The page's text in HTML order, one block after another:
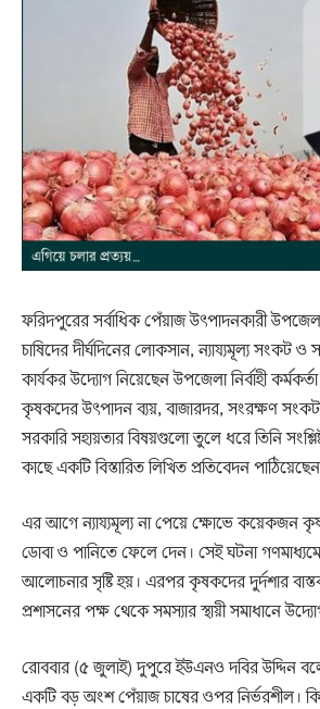
ফরিদপুরের সর্বাধিক পেঁয়াজ উৎপাদনকারী
চাষিদের দীর্ঘদিনের লোকসান, ন্যায্যমূল্য সংকট ও
কার্যকর উদ্যোগ নিয়েছেন উপজেলা নির্বাহী
কৃষকদের উৎপাদন ব্যয়, বাজারদর, সংরক্ষণ
সরকারি সহায়তার বিষয়গুলো তুলে ধরে তিনি
কাছে একটি বিস্তারিত লিখিত প্রতিবেদন
এর আগে ন্যায্যমূল্য না পেয়ে ক্ষোভে কয়েকজন
ডোবা ও পানিতে ফেলে দেন। সেই ঘটনা
আলোচনার সৃষ্টি হয়। এরপর কৃষকদের দুর্দশার বাস্তব
প্রশাসনের পক্ষ থেকে সমস্যার স্থায়ী সমাধানে
রোববার (৫ জুলাই) দুপুরে ইউএনও দবির উদ্দিন
একটি বড় অংশ পেঁয়াজ চাষের ওপর নির্ভরশীল।